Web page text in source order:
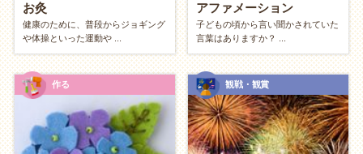
美術館や博物館の「無料開放日」を狙う
自分を変えたい、成長したい
毎日5分の「筋トレ・ ストレッチ」でボディメイク
Duolingoなどの無料アプリで「英語学習」
美しい文字を目指す「ペン字練習」（裏紙とペン
お灸
健康のために、普段からジョギング
や体操といった運動や ...
アファメーション
子どもの頃から言い聞かされていた
言葉はありますか？ ...
作る 観戦・観賞